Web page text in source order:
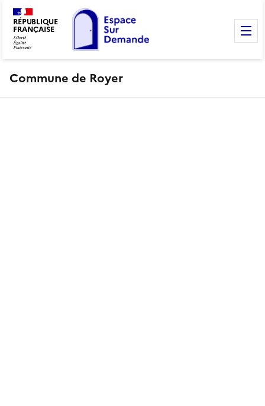
RÉPUBLIQUE
FRANÇAISE
Commune de Royer